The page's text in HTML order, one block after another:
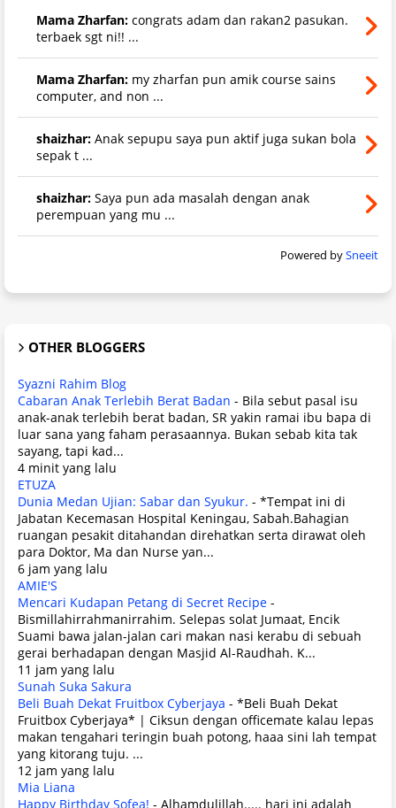
Mama Zharfan: congrats adam dan rakan2 pasukan.
terbaek sgt ni!! ...
Mama Zharfan: my zharfan pun amik course sains
computer, and non ...
shaizhar: Anak sepupu saya pun aktif juga sukan bola
sepak t ...
shaizhar: Saya pun ada masalah dengan anak
perempuan yang mu ...
Powered bySneeit
OTHER BLOGGERS
Syazni Rahim Blog
Cabaran Anak Terlebih Berat Badan - Bila sebut pasal isu
anak-anak terlebih berat badan, SR yakin ramai ibu bapa di
luar sana yang faham perasaannya. Bukan sebab kita tak
sayang, tapi kad...
4 minit yang lalu
ETUZA
Dunia Medan Ujian: Sabar dan Syukur. - *Tempat ini di
Jabatan Kecemasan Hospital Keningau, Sabah.Bahagian
ruangan pesakit ditahandan direhatkan serta dirawat oleh
para Doktor, Ma dan Nurse yan...
6 jam yang lalu
AMIE'S
Mencari Kudapan Petang di Secret Recipe -
Bismillahirrahmanirrahim. Selepas solat Jumaat, Encik
Suami bawa jalan-jalan cari makan nasi kerabu di sebuah
gerai berhadapan dengan Masjid Al-Raudhah. K...
11 jam yang lalu
Sunah Suka Sakura
Beli Buah Dekat Fruitbox Cyberjaya - *Beli Buah Dekat
Fruitbox Cyberjaya* | Ciksun dengan officemate kalau lepas
makan tengahari teringin buah potong, haaa sini lah tempat
yang kitorang tuju. ...
12 jam yang lalu
Mia Liana
Happy Birthday Sofea! - Alhamdulillah..... hari ini adalah